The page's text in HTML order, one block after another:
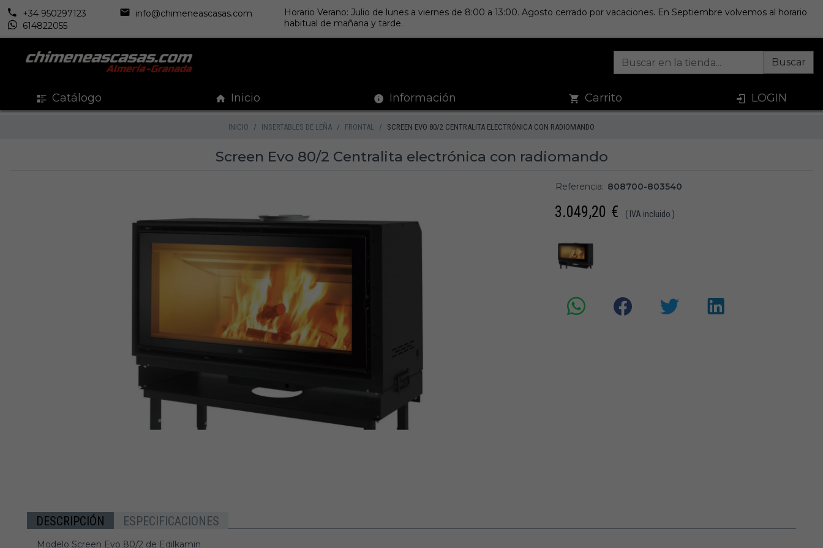
+34 950297123
info@chimeneascasas.com
614822055
Horario Verano: Julio de lunes a viernes de 8:00 a 13:00. Agosto cerrado por vacaciones. En Septiembre volvemos al horario
habitual de mañana y tarde.
Buscar
Catálogo Inicio Información Carrito LOGIN
INICIO INSERTABLES DE LEÑA FRONTAL SCREEN EVO 80/2 CENTRALITA ELECTRÓNICA CON RADIOMANDO
Screen Evo 80/2 Centralita electrónica con radiomando
Referencia: 808700-803540
3.049,20 € ( IVA incluido )
DESCRIPCIÓN ESPECIFICACIONES
Modelo Screen Evo 80/2 de Edilkamin